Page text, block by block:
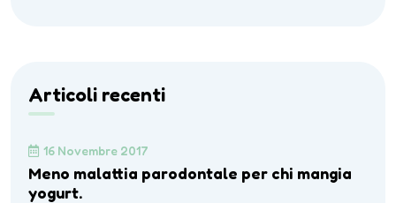
Articoli recenti
16 Novembre 2017
Meno malattia parodontale per chi mangia
yogurt.